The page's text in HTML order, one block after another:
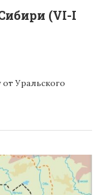
(VI-I
Уральского